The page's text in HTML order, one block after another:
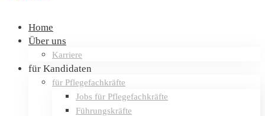
Home
Über uns
Karriere
für Kandidaten
für Pflegefachkräfte
Jobs für Pflegefachkräfte
Führungskräfte